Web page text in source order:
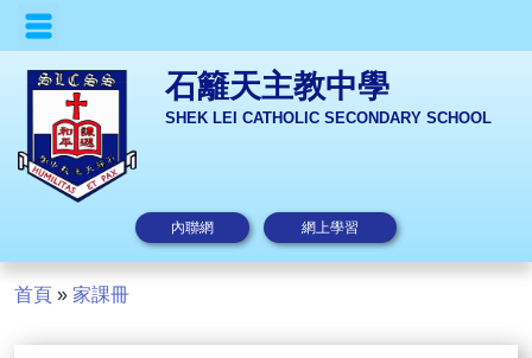
石籬天主教中學
SHEK LEI CATHOLIC SECONDARY SCHOOL
內聯網 網上學習
首頁 » 家課冊